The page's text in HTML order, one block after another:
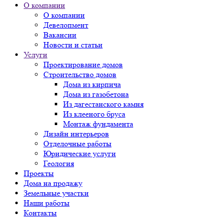
О компании
О компании
Девелопмент
Вакансии
Новости и статьи
Услуги
Проектирование домов
Строительство домов
Дома из кирпича
Дома из газобетона
Из дагестанского камня
Из клееного бруса
Монтаж фундамента
Дизайн интерьеров
Отделочные работы
Юридические услуги
Геология
Проекты
Дома на продажу
Земельные участки
Наши работы
Контакты